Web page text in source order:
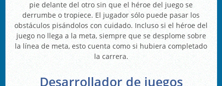
pie delante del otro sin que el héroe del juego se
derrumbe o tropiece. El jugador sólo puede pasar los
obstáculos pisándolos con cuidado. Incluso si el héroe del
juego no llega a la meta, siempre que se desplome sobre
la línea de meta, esto cuenta como si hubiera completado
la carrera.
Desarrollador de juegos